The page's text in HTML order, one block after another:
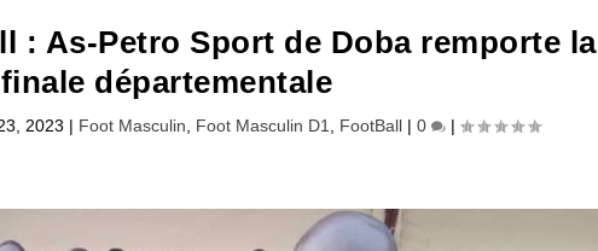
: As-Petro Sport de Doba remporte la
finale départementale
2023 | Foot Masculin Foot Masculin D1 FootBall| 0 |